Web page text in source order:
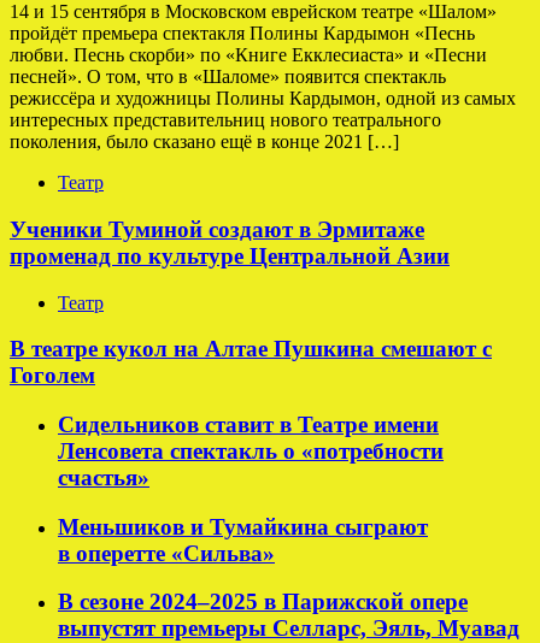
14 и 15 сентября в Московском еврейском театре «Шалом»
пройдёт премьера спектакля Полины Кардымон «Песнь
любви. Песнь скорби» по «Книге Екклесиаста» и «Песни
песней». О том, что в «Шаломе» появится спектакль
режиссёра и художницы Полины Кардымон, одной из самых
интересных представительниц нового театрального
поколения, было сказано ещё в конце 2021 […]
Театр
Ученики Туминой создают в Эрмитаже
променад по культуре Центральной Азии
Театр
В театре кукол на Алтае Пушкина смешают с
Гоголем
Сидельников ставит в Театре имени
Ленсовета спектакль о «потребности
счастья»
Меньшиков и Тумайкина сыграют
в оперетте «Сильва»
В сезоне 2024–2025 в Парижской опере
выпустят премьеры Селларс, Эяль, Муавад